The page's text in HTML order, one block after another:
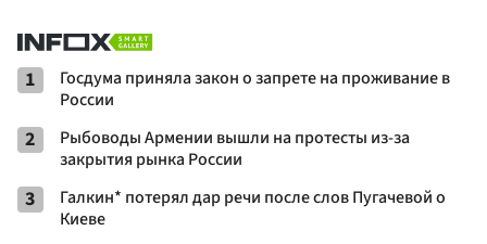
1
Госдума приняла закон о запрете на проживание в
России
2
Рыбоводы Армении вышли на протесты из-за
закрытия рынка России
3
Галкин* потерял дар речи после слов Пугачевой о
Киеве